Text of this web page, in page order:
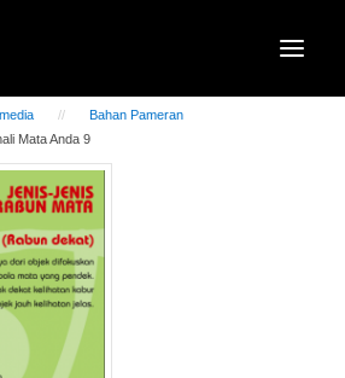
Bahan Pameran
Mata Anda 9